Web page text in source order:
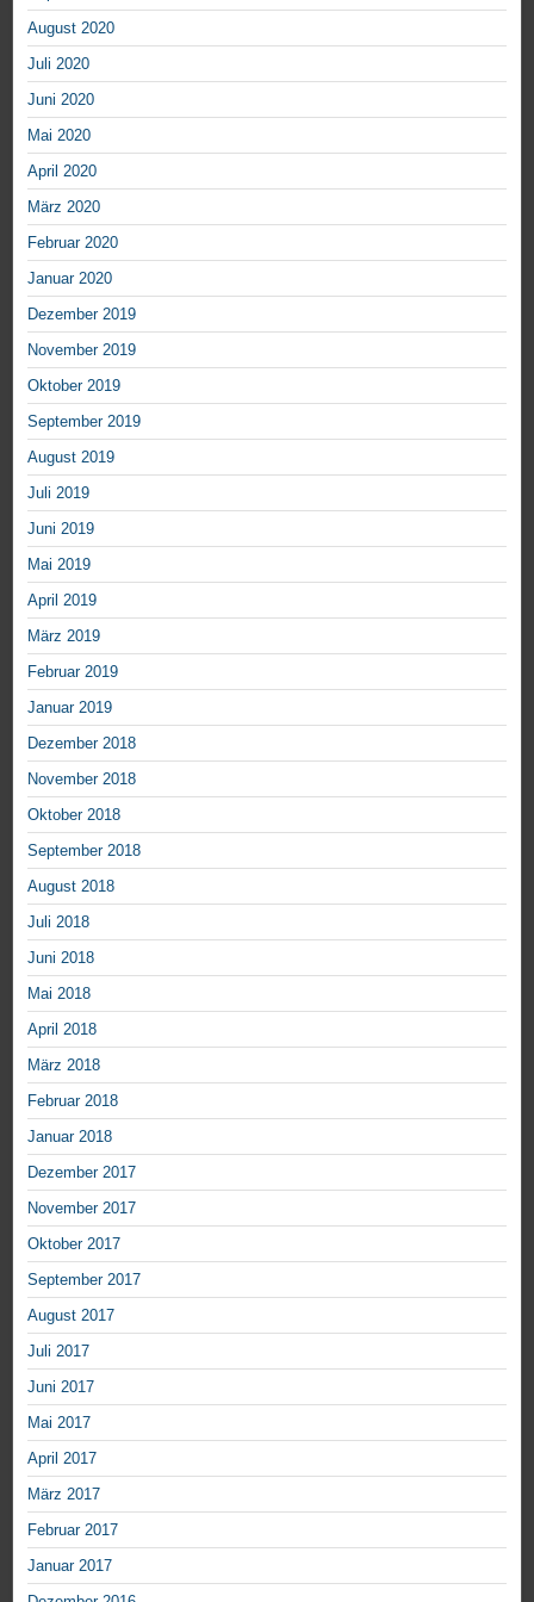
August 2020
Juli 2020
Juni 2020
Mai 2020
April 2020
März 2020
Februar 2020
Januar 2020
Dezember 2019
November 2019
Oktober 2019
September 2019
August 2019
Juli 2019
Juni 2019
Mai 2019
April 2019
März 2019
Februar 2019
Januar 2019
Dezember 2018
November 2018
Oktober 2018
September 2018
August 2018
Juli 2018
Juni 2018
Mai 2018
April 2018
März 2018
Februar 2018
Januar 2018
Dezember 2017
November 2017
Oktober 2017
September 2017
August 2017
Juli 2017
Juni 2017
Mai 2017
April 2017
März 2017
Februar 2017
Januar 2017